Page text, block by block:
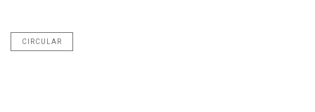
CIRCULAR